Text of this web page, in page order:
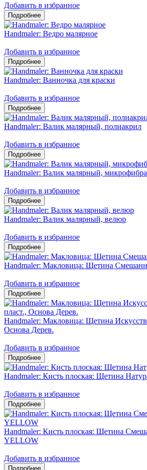
Добавить в избранное
Handmaler: Ведро малярное
Добавить в избранное
Handmaler: Ванночка для краски
Добавить в избранное
Handmaler: Валик малярный, полиакрил
Добавить в избранное
Handmaler: Валик малярный, микрофибра
Добавить в избранное
Handmaler: Валик малярный, велюр
Добавить в избранное
Handmaler: Макловица: Щетина
Добавить в избранное
Handmaler: Макловица: Щетина
Основа Дерев.
Добавить в избранное
Handmaler: Кисть плоская: Щетина
Добавить в избранное
Handmaler: Кисть плоская: Щетина
YELLOW
Добавить в избранное